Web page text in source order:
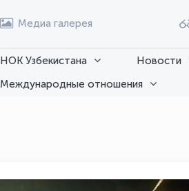
Медиа галерея
НОК Узбекистана Новости
Международные отношения